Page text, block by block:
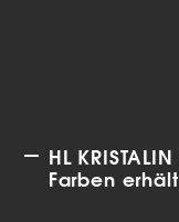
HL
Farben